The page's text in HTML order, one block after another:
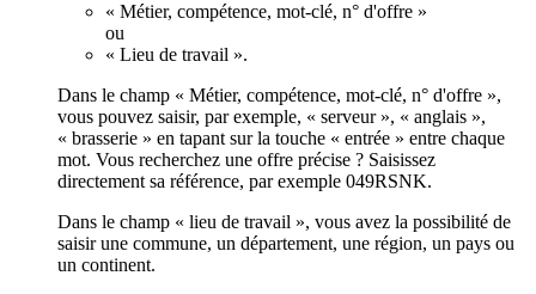
« Métier, compétence, mot-clé, n° d'offre »
ou
« Lieu de travail ».
Dans le champ « Métier, compétence, mot-clé, n° d'offre »,
vous pouvez saisir, par exemple, « serveur », « anglais »,
« brasserie » en tapant sur la touche « entrée » entre chaque
mot. Vous recherchez une offre précise ? Saisissez
directement sa référence, par exemple 049RSNK.
Dans le champ « lieu de travail », vous avez la possibilité de
saisir une commune, un département, une région, un pays ou
un continent.